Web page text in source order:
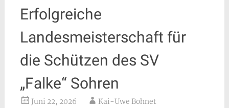
Erfolgreiche
Landesmeisterschaft für
die Schützen des SV
„Falke“ Sohren
Juni 22, 2026 Kai-Uwe Bohnet